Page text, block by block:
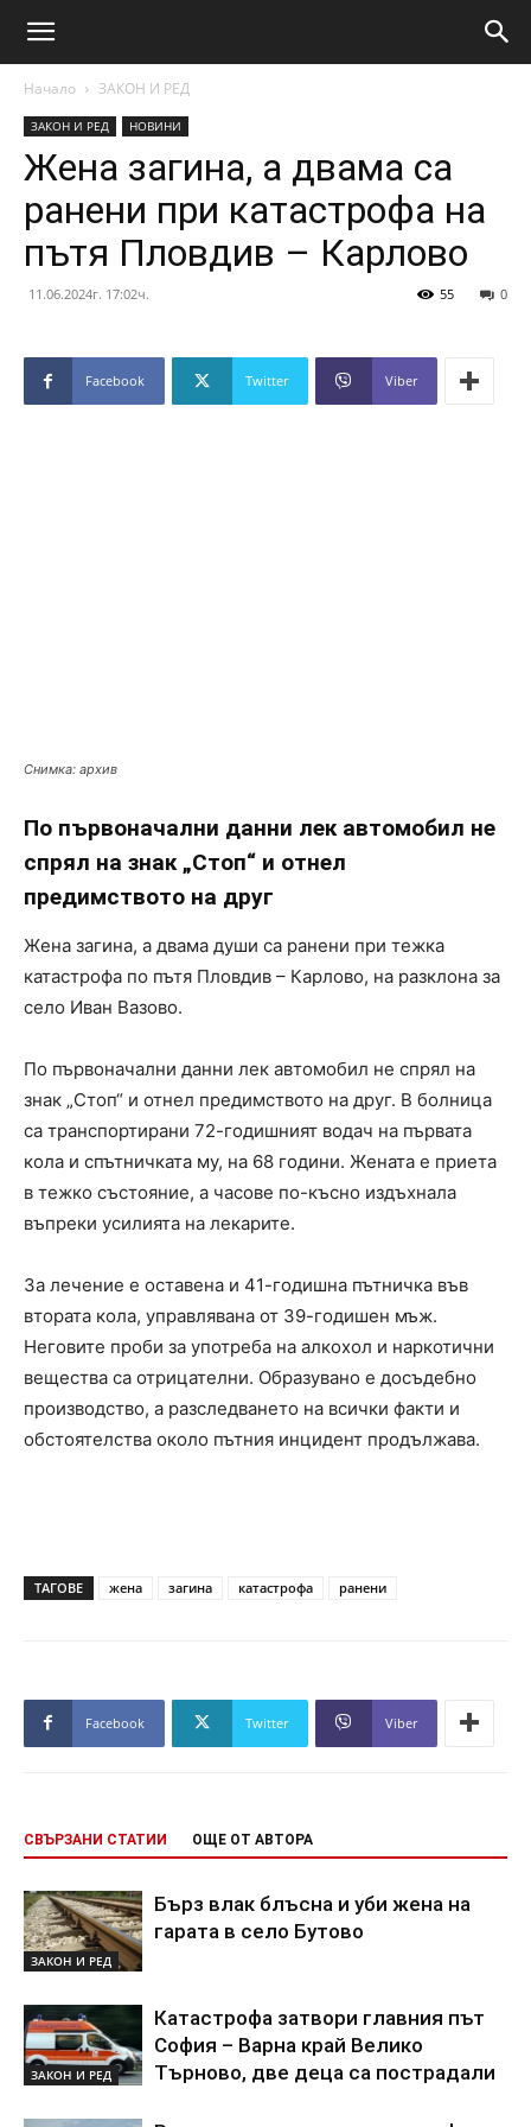
Начало ЗАКОН И РЕД
ЗАКОН И РЕД НОВИНИ
Жена загина, а двама са
ранени при катастрофа на
пътя Пловдив – Карлово
11.06.2024г. 17:02ч. 0
55
Facebook Twitter Viber
Снимка: архив
По първоначални данни лек автомобил не
спрял на знак „Стоп“ и отнел
предимството на друг
Жена загина, а двама души са ранени при тежка
катастрофа по пътя Пловдив – Карлово, на разклона за
село Иван Вазово.
По първоначални данни лек автомобил не спрял на
знак „Стоп“ и отнел предимството на друг. В болница
са транспортирани 72-годишният водач на първата
кола и спътничката му, на 68 години. Жената е приета
в тежко състояние, а часове по-късно издъхнала
въпреки усилията на лекарите.
За лечение е оставена и 41-годишна пътничка във
втората кола, управлявана от 39-годишен мъж.
Неговите проби за употреба на алкохол и наркотични
вещества са отрицателни. Образувано е досъдебно
производство, а разследването на всички факти и
обстоятелства около пътния инцидент продължава.
ТАГОВЕ жена загина катастрофа ранени
Facebook Twitter Viber
СВЪРЗАНИ СТАТИИ ОЩЕ ОТ АВТОРА
ЗАКОН И РЕД
Бърз влак блъсна и уби жена на
гарата в село Бутово
ЗАКОН И РЕД
Катастрофа затвори главния път
София – Варна край Велико
Търново, две деца са пострадали